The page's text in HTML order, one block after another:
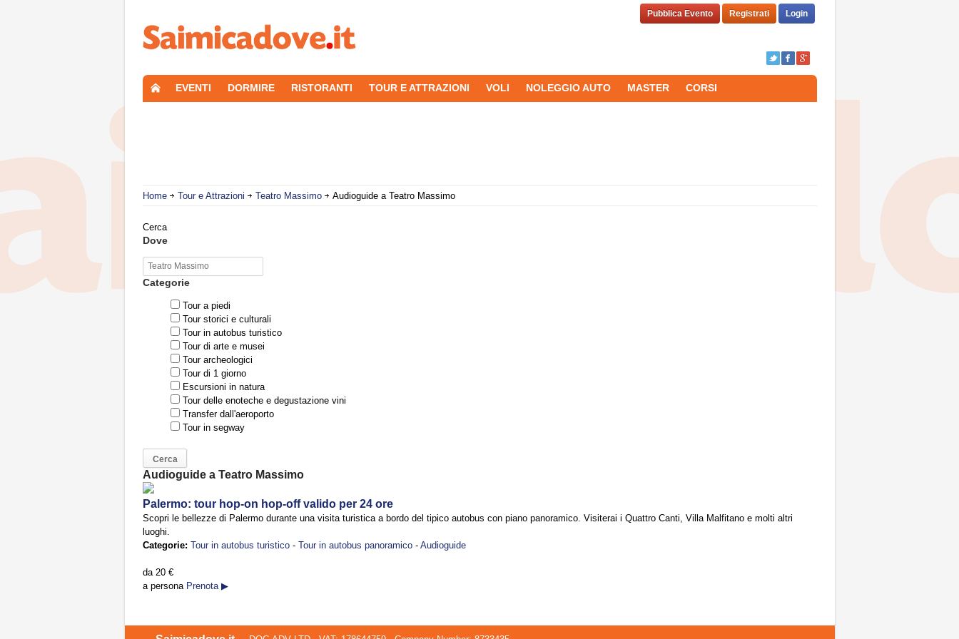
Pubblica Evento Registrati Login
EVENTI DORMIRE RISTORANTI TOUR E ATTRAZIONI VOLI NOLEGGIO AUTO MASTER CORSI
Home Tour e Attrazioni Teatro Massimo Audioguide a Teatro Massimo
Cerca
Dove
Categorie
Tour a piedi
Tour storici e culturali
Tour in autobus turistico
Tour di arte e musei
Tour archeologici
Tour di 1 giorno
Escursioni in natura
Tour delle enoteche e degustazione vini
Transfer dall'aeroporto
Tour in segway
Audioguide a Teatro Massimo
Palermo: tour hop-on hop-off valido per 24 ore
Scopri le bellezze di Palermo durante una visita turistica a bordo del tipico autobus con piano panoramico. Visiterai i Quattro Canti, Villa Malfitano e molti altri
luoghi.
Categorie: Tour in autobus turistico- Tour in autobus panoramico- Audioguide
da 20 €
a persona Prenota ▶